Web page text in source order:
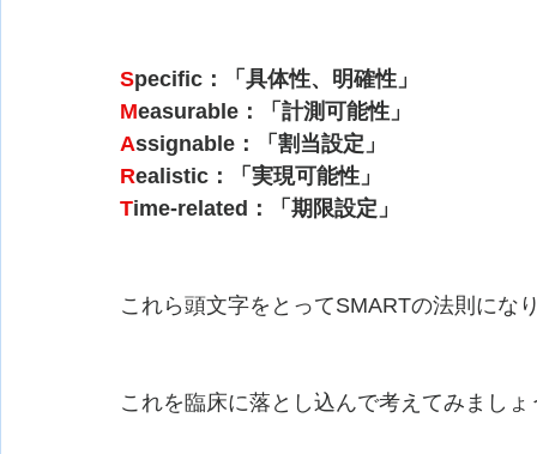
Specific：「具体性、明確性」
Measurable：「計測可能性」
Assignable：「割当設定」
Realistic：「実現可能性」
Time-related：「期限設定」
これら頭文字をとってSMARTの法則にな
これを臨床に落とし込んで考えてみましょ